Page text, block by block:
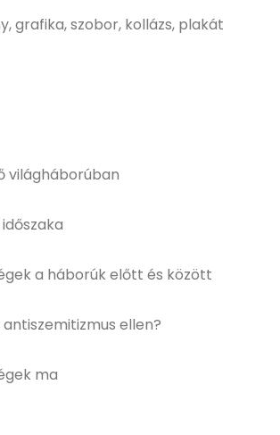
grafika, szobor, kollázs, plakát
világháborúban
a háborúk előtt és között
ellen?
ma